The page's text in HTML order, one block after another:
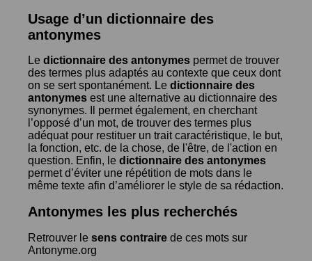
Usage d’un dictionnaire des
antonymes
Le dictionnaire des antonymes permet de trouver
des termes plus adaptés au contexte que ceux dont
on se sert spontanément. Le dictionnaire des
antonymes est une alternative au dictionnaire des
synonymes. Il permet également, en cherchant
l’opposé d’un mot, de trouver des termes plus
adéquat pour restituer un trait caractéristique, le but,
la fonction, etc. de la chose, de l'être, de l'action en
question. Enfin, le dictionnaire des antonymes
permet d’éviter une répétition de mots dans le
même texte afin d’améliorer le style de sa rédaction.
Antonymes les plus recherchés
Retrouver le sens contraire de ces mots sur
Antonyme.org